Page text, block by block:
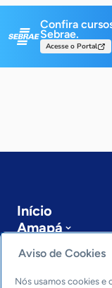
Confira
Sebrae.
Acesse o Portal
Início
Amapá
Sobre a ASN
Últimas notícias
Entre em
Aviso de Cookies
Nós usamos cookies e